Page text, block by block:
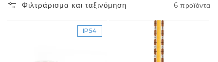
Φιλτράρισμα και ταξινόμηση 6 προϊόντα
IP54